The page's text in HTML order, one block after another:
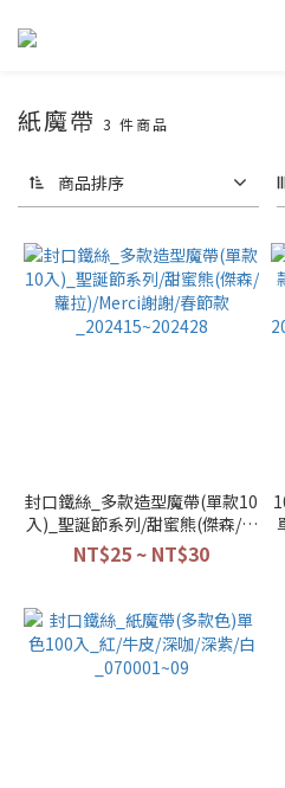
紙魔帶 3 件商品
商品排序
封口鐵絲_多款造型魔帶(單款10
入)_聖誕節系列/甜蜜熊(傑森/蘿
拉)/Merci謝謝/春節款
_202415~202428
NT$25 ~ NT$30